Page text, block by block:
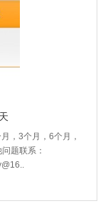
，3个月，6个月，
题联系：